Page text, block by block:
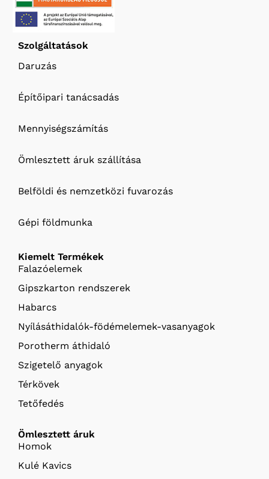
Szolgáltatások
Daruzás
Építőipari tanácsadás
Mennyiségszámítás
Ömlesztett áruk szállítása
Belföldi és nemzetközi fuvarozás
Gépi földmunka
Kiemelt Termékek
Falazóelemek
Gipszkarton rendszerek
Habarcs
Nyílásáthidalók-födémelemek-vasanyagok
Porotherm áthidaló
Szigetelő anyagok
Térkövek
Tetőfedés
Ömlesztett áruk
Homok
Kulé Kavics